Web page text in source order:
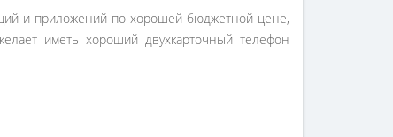
и приложений по хорошей бюджетной цене,
иметь хороший двухкарточный телефон